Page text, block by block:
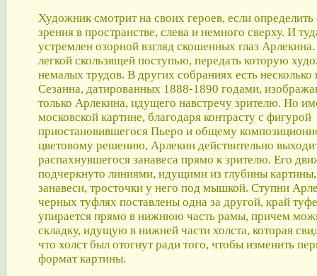
Художник смотрит на своих героев, если определить
зрения в пространстве, слева и немного сверху. И
устремлен озорной взгляд скошенных глаз
легкой скользящей поступью, передать которую
немалых трудов. В других собраниях есть несколько
Сезанна, датированных 1888-1890 годами,
только Арлекина, идущего навстречу зрителю. Но
московской картине, благодаря контрасту с фигурой
приостановившегося Пьеро и общему
цветовому решению, Арлекин действительно
распахнувшегося занавеса прямо к зрителю. Его
подчеркнуто линиями, идущими из глубины
занавеси, тросточки у него под мышкой. Ступни
черных туфлях поставлены одна за другой, край
упирается прямо в нижнюю часть рамы, причем
складку, идущую в нижней части холста, которая
что холст был отогнут ради того, чтобы изменить
формат картины.